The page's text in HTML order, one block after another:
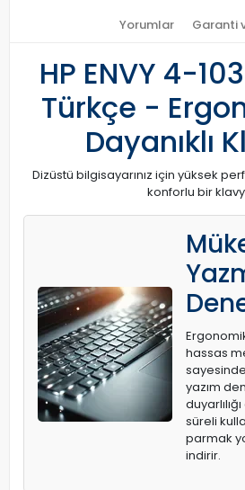
Yorumlar Garanti
HP ENVY 4-
Türkçe -
Dayanıklı
Dizüstü bilgisayarınız için yüksek
konforlu bir
hassas
yazım
süreli
parmak
indirir.